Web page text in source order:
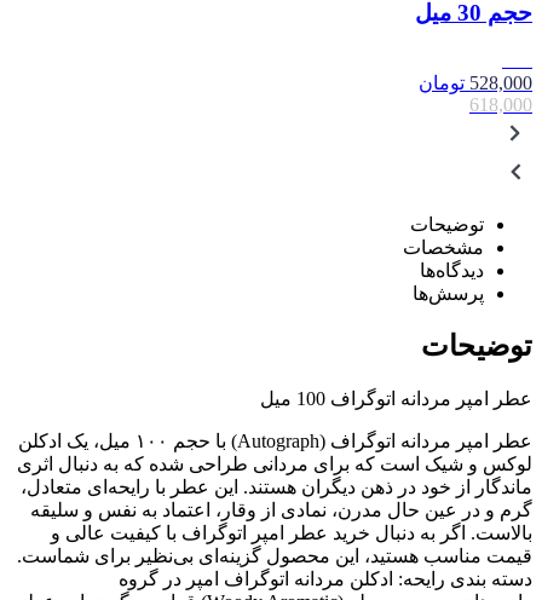
حجم 30 میل
528,000 تومان
618,000
توضیحات
مشخصات
دیدگاه‌ها
پرسش‌ها
توضیحات
عطر امپر مردانه اتوگراف 100 میل
عطر امپر مردانه اتوگراف (Autograph) با حجم ۱۰۰ میل، یک ادکلن
لوکس و شیک است که برای مردانی طراحی شده که به دنبال اثری
ماندگار از خود در ذهن دیگران هستند. این عطر با رایحه‌ای متعادل،
گرم و در عین حال مدرن، نمادی از وقار، اعتماد به نفس و سلیقه
بالاست. اگر به دنبال خرید عطر امپر اتوگراف با کیفیت عالی و
قیمت مناسب هستید، این محصول گزینه‌ای بی‌نظیر برای شماست.
دسته بندی رایحه: ادکلن مردانه اتوگراف امپر در گروه